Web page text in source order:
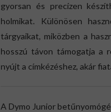
gyorsan és precízen
holmikat. Különösen
tárgyaikat, miközben a
hosszú távon támogatja a
nyújt a címkézéshez, akár
A Dymo Junior